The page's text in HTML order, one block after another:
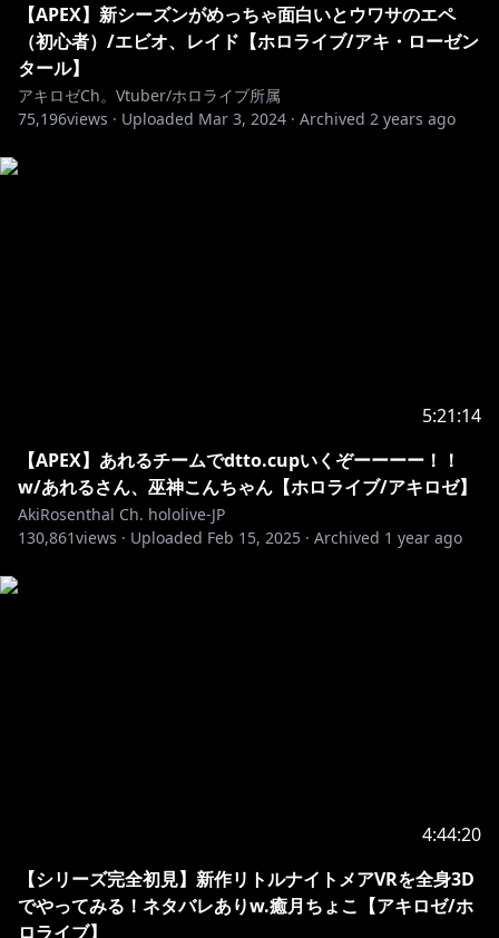
【APEX】新シーズンがめっちゃ面白いとウワサのエペ
（初心者）/エビオ、レイド【ホロライブ/アキ・ローゼン
タール】
アキロゼCh。Vtuber/ホロライブ所属
75,196views · Uploaded Mar 3, 2024 · Archived 2 years ago
5:21:14
【APEX】あれるチームでdtto.cupいくぞーーーー！！
w/あれるさん、巫神こんちゃん【ホロライブ/アキロゼ】
AkiRosenthal Ch. hololive-JP
130,861views · Uploaded Feb 15, 2025 · Archived 1 year ago
4:44:20
【シリーズ完全初見】新作リトルナイトメアVRを全身3D
でやってみる！ネタバレありw.癒月ちょこ【アキロゼ/ホ
ロライブ】